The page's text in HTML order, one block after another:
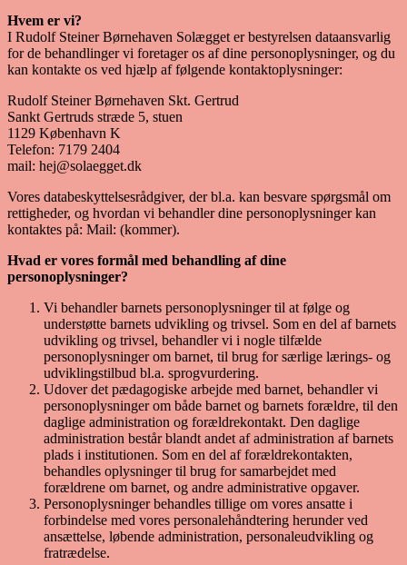
Hvem er vi?
I Rudolf Steiner Børnehaven Solægget er bestyrelsen dataansvarlig
for de behandlinger vi foretager os af dine personoplysninger, og du
kan kontakte os ved hjælp af følgende kontaktoplysninger:
Rudolf Steiner Børnehaven Skt. Gertrud
Sankt Gertruds stræde 5, stuen
1129 København K
Telefon: 7179 2404
mail: hej@solaegget.dk
Vores databeskyttelsesrådgiver, der bl.a. kan besvare spørgsmål om
rettigheder, og hvordan vi behandler dine personoplysninger kan
kontaktes på: Mail: (kommer).
Hvad er vores formål med behandling af dine
personoplysninger?
Vi behandler barnets personoplysninger til at følge og
understøtte barnets udvikling og trivsel. Som en del af barnets
udvikling og trivsel, behandler vi i nogle tilfælde
personoplysninger om barnet, til brug for særlige lærings- og
udviklingstilbud bl.a. sprogvurdering.
Udover det pædagogiske arbejde med barnet, behandler vi
personoplysninger om både barnet og barnets forældre, til den
daglige administration og forældrekontakt. Den daglige
administration består blandt andet af administration af barnets
plads i institutionen. Som en del af forældrekontakten,
behandles oplysninger til brug for samarbejdet med
forældrene om barnet, og andre administrative opgaver.
Personoplysninger behandles tillige om vores ansatte i
forbindelse med vores personalehåndtering herunder ved
ansættelse, løbende administration, personaleudvikling og
fratrædelse.